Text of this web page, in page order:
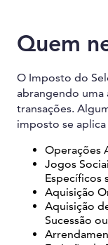
Quem
O Imposto do
abrangendo uma
transações.
imposto se aplica
Operações
Jogos
Específicos
Aquisição
Aquisição
Sucessão